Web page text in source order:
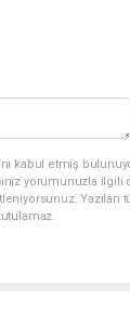
kabul etmiş
yorumunuzla ilgili
Yazılan